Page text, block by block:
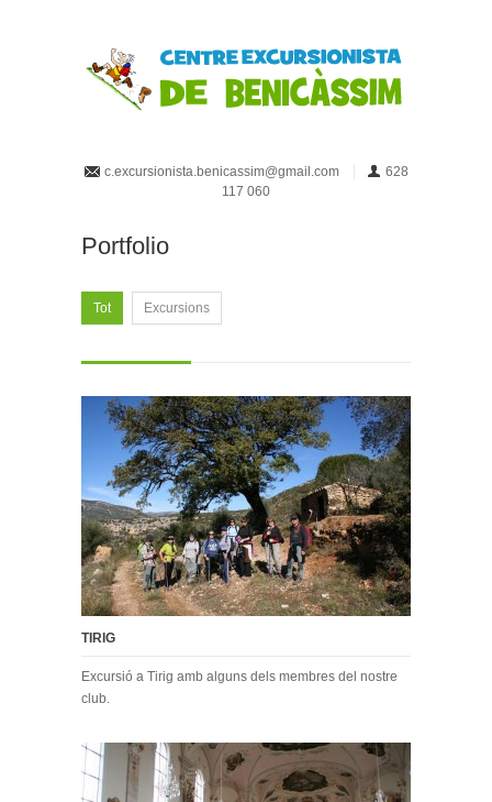
c.excursionista.benicassim@gmail.com
628
117 060
Portfolio
Tot Excursions
TIRIG
Excursió a Tirig amb alguns dels membres del nostre
club.